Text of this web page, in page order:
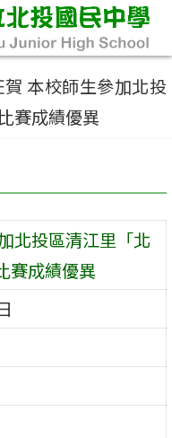
賀 本校師生參加北投
賽成績優異
北投區清江里「北
賽成績優異